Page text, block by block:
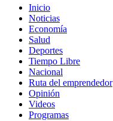
Inicio
Noticias
Economía
Salud
Deportes
Tiempo Libre
Nacional
Ruta del emprendedor
Opinión
Videos
Programas